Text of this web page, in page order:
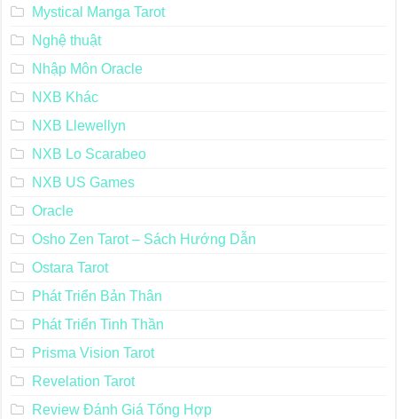
Mystical Manga Tarot
Nghệ thuật
Nhập Môn Oracle
NXB Khác
NXB Llewellyn
NXB Lo Scarabeo
NXB US Games
Oracle
Osho Zen Tarot – Sách Hướng Dẫn
Ostara Tarot
Phát Triển Bản Thân
Phát Triển Tinh Thần
Prisma Vision Tarot
Revelation Tarot
Review Đánh Giá Tổng Hợp